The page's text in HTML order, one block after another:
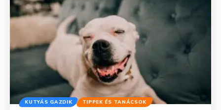
KUTYÁS GAZDIK TIPPEK ÉS TANÁCSOK